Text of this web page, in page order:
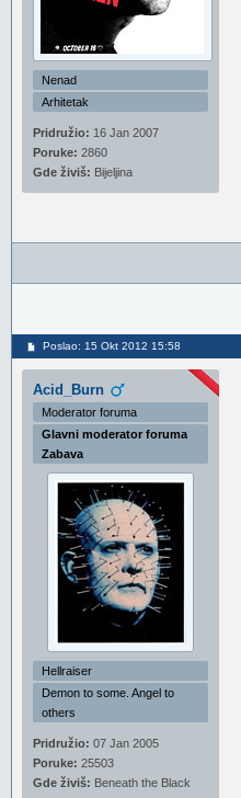
Nenad
Arhitetak
Pridružio: 16 Jan 2007
Poruke: 2860
Gde živiš: Bijeljina
Poslao: 15 Okt 2012 15:58
Acid_Burn
Moderator foruma
Glavni moderator foruma
Zabava
Hellraiser
Demon to some. Angel to
others
Pridružio: 07 Jan 2005
Poruke: 25503
Gde živiš: Beneath the Black